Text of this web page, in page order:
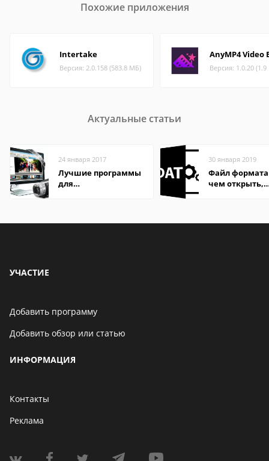
Похожие приложения
Intertake
Версия: 2.0.158 (583.8 МБ)
AnyMP4 Video
Версия: 1.0.20
Актуальные статьи
24 января 2017
Лучшие программы
для
30 января 2019
Файл формата
чем открыть,
УЧАСТИЕ
Добавить программу
Добавить обзор или статью
ИНФОРМАЦИЯ
Контакты
Реклама